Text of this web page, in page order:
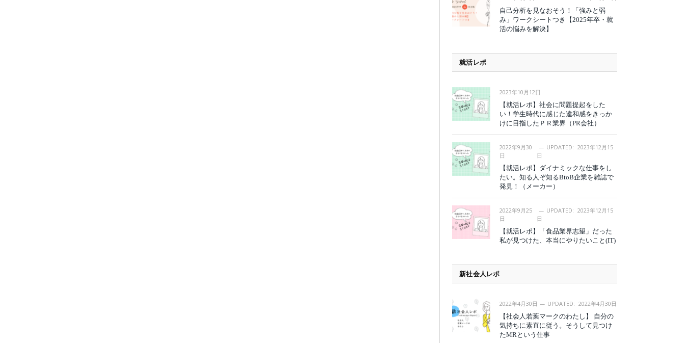
自己分析を見なおそう！「強みと弱
み」ワークシートつき【2025年卒・就
活の悩みを解決】
就活レポ
2023年10月12日
【就活レポ】社会に問題提起をした
い！学生時代に感じた違和感をきっか
けに目指したＰＲ業界（PR会社）
2022年9月30
日
UPDATED: 2023年12月15
日
【就活レポ】ダイナミックな仕事をし
たい。知る人ぞ知るBtoB企業を雑誌で
発見！（メーカー）
2022年9月25
日
UPDATED: 2023年12月15
日
【就活レポ】「食品業界志望」だった
私が見つけた、本当にやりたいこと(IT)
新社会人レポ
2022年4月30日 UPDATED: 2022年4月30日
【社会人若葉マークのわたし】 自分の
気持ちに素直に従う。そうして見つけ
たMRという仕事